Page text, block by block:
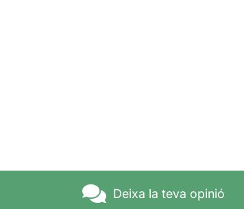
Deixa la teva opinió